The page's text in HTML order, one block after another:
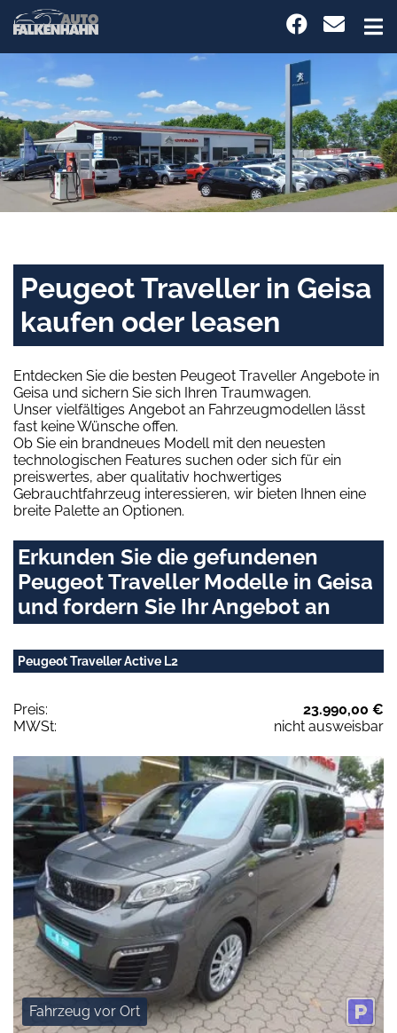
Peugeot Traveller in Geisa
kaufen oder leasen
Entdecken Sie die besten Peugeot Traveller Angebote in
Geisa und sichern Sie sich Ihren Traumwagen.
Unser vielfältiges Angebot an Fahrzeugmodellen lässt
fast keine Wünsche offen.
Ob Sie ein brandneues Modell mit den neuesten
technologischen Features suchen oder sich für ein
preiswertes, aber qualitativ hochwertiges
Gebrauchtfahrzeug interessieren, wir bieten Ihnen eine
breite Palette an Optionen.
Erkunden Sie die gefundenen
Peugeot Traveller Modelle in Geisa
und fordern Sie Ihr Angebot an
Peugeot Traveller Active L2
Preis:
23.990,00 €
MWSt:
nicht ausweisbar
Fahrzeug vor Ort